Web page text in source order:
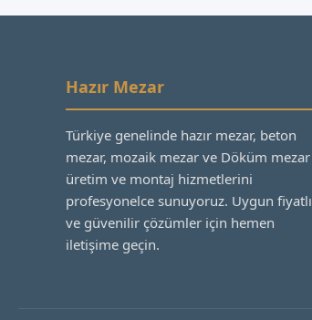
Hazır Mezar
Türkiye genelinde hazır mezar, beton
mezar, mozaik mezar ve Döküm mezar
üretim ve montaj hizmetlerini
profesyonelce sunuyoruz. Uygun fiyatlı
ve güvenilir çözümler için hemen
iletişime geçin.